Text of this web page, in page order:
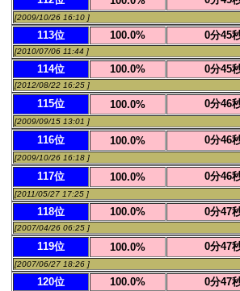
[2009/10/26 16:10 ]
113位 100.0% 0分45
[2010/07/06 11:44 ]
114位 100.0% 0分45
[2012/08/22 16:25 ]
115位 100.0% 0分46
[2009/09/15 13:01 ]
116位 100.0% 0分46
[2009/10/26 16:18 ]
117位 100.0% 0分46
[2011/05/27 17:25 ]
118位 100.0% 0分47
[2007/04/26 06:25 ]
119位 100.0% 0分47
[2007/06/27 18:26 ]
120位 100.0% 0分47